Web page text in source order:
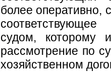
более
судом, которому
рассмотрение по
хозяйственном